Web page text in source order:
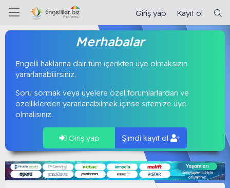
Giriş yap Kayıt ol
Merhabalar
Engelli haklarına dair tüm içerikten üye olmaksızın
yararlanabilirsiniz.
Soru sormak veya üyelere özel forumlarlardan ve
özelliklerden yararlanabilmek içinse sitemize üye
olmalısınız.
Giriş yap Şimdi kayıt ol